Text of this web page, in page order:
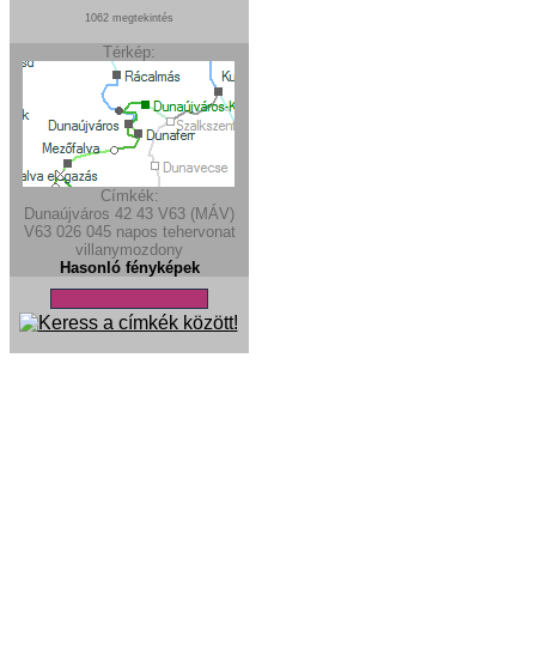
1062 megtekintés
Térkép:
Címkék:
Dunaújváros 42 43 V63 (MÁV)
V63 026 045 napos tehervonat
villanymozdony
Hasonló fényképek